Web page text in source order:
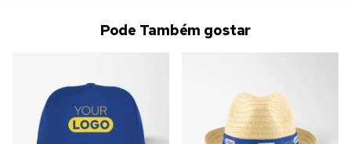
Pode Também gostar